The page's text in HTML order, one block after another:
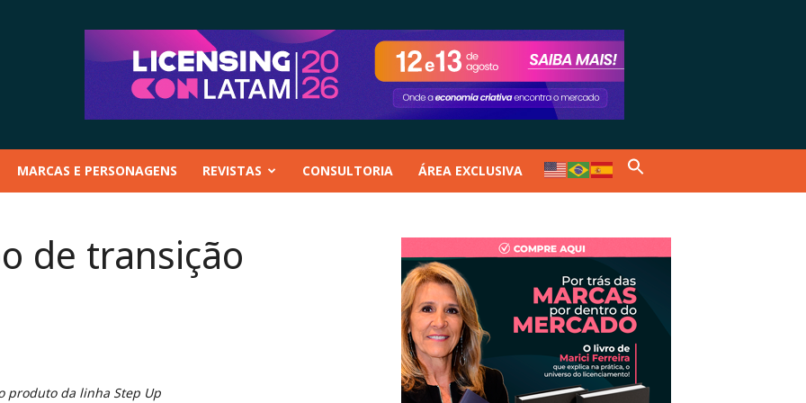
MARCAS E PERSONAGENS REVISTAS CONSULTORIA ÁREA EXCLUSIVA
de transição
produto da linha Step Up